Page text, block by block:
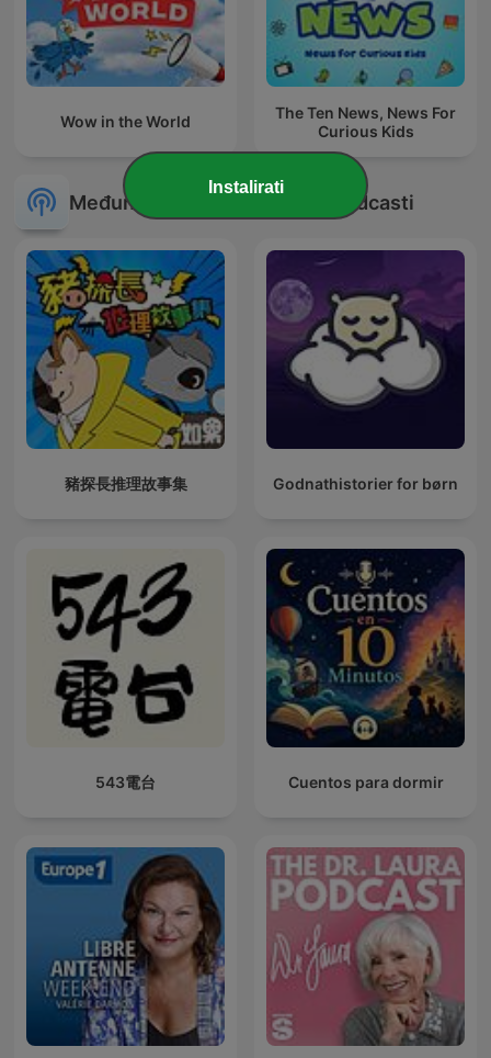
Wow in the World
The Ten News, News For
Curious Kids
Međunarodni Djeca i obitelj podcasti
豬探長推理故事集 Godnathistorier for børn
543電台 Cuentos para dormir
Instalirati